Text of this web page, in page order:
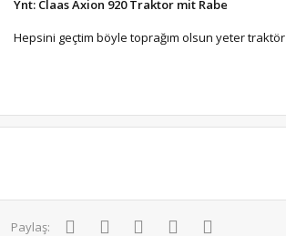
Ynt: Claas Axion 920 Traktor mit Rabe
Hepsini geçtim böyle toprağım olsun yeter traktör
Paylaş: FacebookTwitter PinterestWhatsApp